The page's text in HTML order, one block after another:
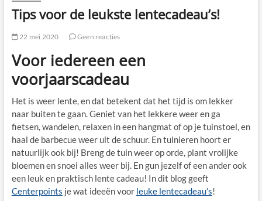
Tips voor de leukste lentecadeau’s!
22 mei 2020 Geen reacties
Voor iedereen een
voorjaarscadeau
Het is weer lente, en dat betekent dat het tijd is om lekker
naar buiten te gaan. Geniet van het lekkere weer en ga
fietsen, wandelen, relaxen in een hangmat of op je tuinstoel, en
haal de barbecue weer uit de schuur. En tuinieren hoort er
natuurlijk ook bij! Breng de tuin weer op orde, plant vrolijke
bloemen en snoei alles weer bij. En gun jezelf of een ander ook
een leuk en praktisch lente cadeau! In dit blog geeft
Centerpoints je wat ideeën voor leuke lentecadeau’s!